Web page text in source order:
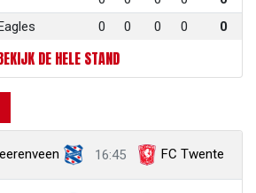
0 0 0 0 0
DE HELE STAND
16:45 FC Twente